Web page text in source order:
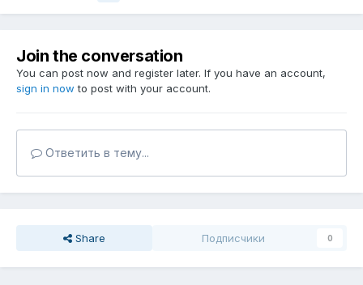
Join the conversation
You can post now and register later. If you have an account,
sign in now to post with your account.
Ответить в тему...
Share Подписчики 0